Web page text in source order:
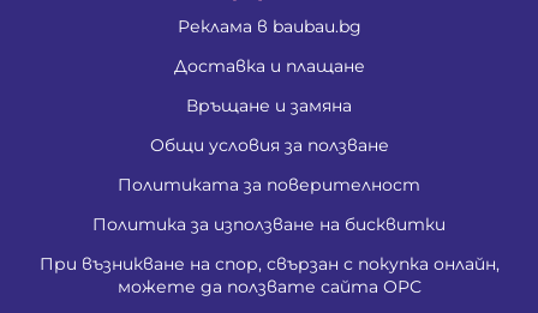
Реклама в baubau.bg
Доставка и плащане
Връщане и замяна
Общи условия за ползване
Политиката за поверителност
Политика за използване на бисквитки
При възникване на спор, свързан с покупка онлайн,
можете да ползвате сайта ОРС